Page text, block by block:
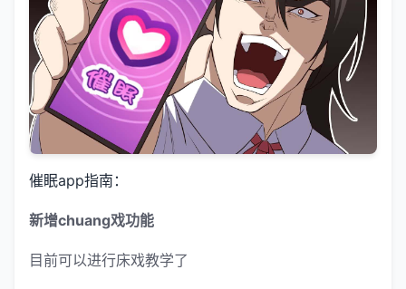
催眠app指南：
新增chuang戏功能
目前可以进行床戏教学了